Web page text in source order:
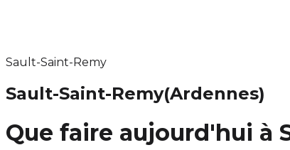
Sault-Saint-Remy
Sault-Saint-Remy(Ardennes)
Que faire aujourd'hui à